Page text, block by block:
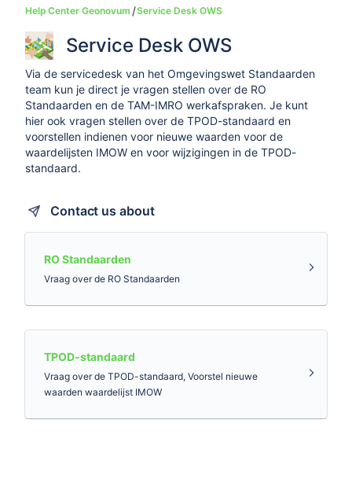
Help Center Geonovum Service Desk OWS
Service Desk OWS
Via de servicedesk van het Omgevingswet Standaarden
team kun je direct je vragen stellen over de RO
Standaarden en de TAM-IMRO werkafspraken. Je kunt
hier ook vragen stellen over de TPOD-standaard en
voorstellen indienen voor nieuwe waarden voor de
waardelijsten IMOW en voor wijzigingen in de TPOD-
standaard.
Contact us about
RO Standaarden
Vraag over de RO Standaarden
TPOD-standaard
Vraag over de TPOD-standaard, Voorstel nieuwe
waarden waardelijst IMOW